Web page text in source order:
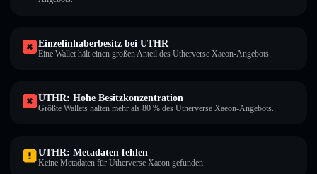
Einzelinhaberbesitz bei UTHR
Eine Wallet hält einen großen Anteil des Utherverse Xaeon-Angebots.
UTHR: Hohe Besitzkonzentration
Größte Wallets halten mehr als 80 % des Utherverse Xaeon-Angebots.
UTHR: Metadaten fehlen
Keine Metadaten für Utherverse Xaeon gefunden.